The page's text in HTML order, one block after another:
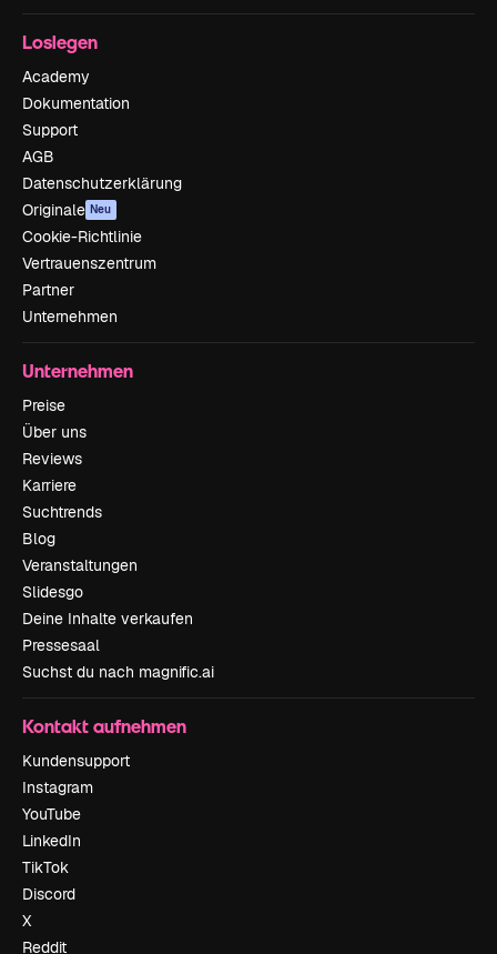
Loslegen
Academy
Dokumentation
Support
AGB
Datenschutzerklärung
Originale Neu
Cookie-Richtlinie
Vertrauenszentrum
Partner
Unternehmen
Unternehmen
Preise
Über uns
Reviews
Karriere
Suchtrends
Blog
Veranstaltungen
Slidesgo
Deine Inhalte verkaufen
Pressesaal
Suchst du nach magnific.ai
Kontakt aufnehmen
Kundensupport
Instagram
YouTube
LinkedIn
TikTok
Discord
X
Reddit